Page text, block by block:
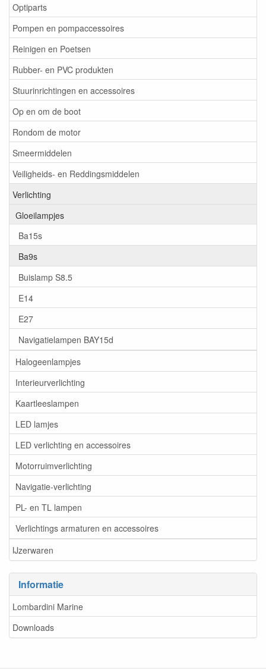
Optiparts
Pompen en pompaccessoires
Reinigen en Poetsen
Rubber- en PVC produkten
Stuurinrichtingen en accessoires
Op en om de boot
Rondom de motor
Smeermiddelen
Veiligheids- en Reddingsmiddelen
Verlichting
Gloeilampjes
Ba15s
Ba9s
Buislamp S8.5
E14
E27
Navigatielampen BAY15d
Halogeenlampjes
Interieurverlichting
Kaartleeslampen
LED lamjes
LED verlichting en accessoires
Motorruimverlichting
Navigatie-verlichting
PL- en TL lampen
Verlichtings armaturen en accessoires
IJzerwaren
Informatie
Lombardini Marine
Downloads